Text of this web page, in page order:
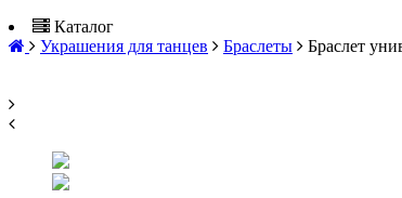
Каталог
Украшения для танцев
Браслеты Браслет